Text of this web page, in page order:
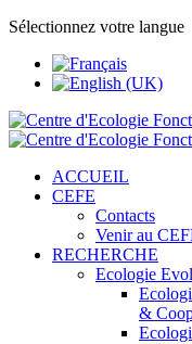
Sélectionnez votre langue
ACCUEIL
CEFE
Contacts
Venir au
RECHERCHE
Ecologie
&